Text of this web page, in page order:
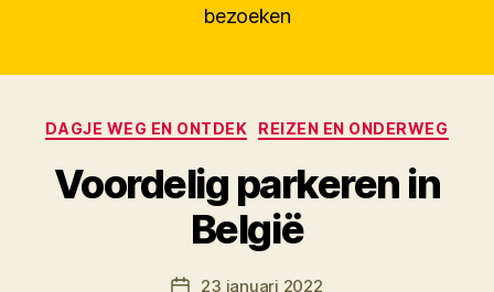
bezoeken
Categorieën
DAGJE WEG EN ONTDEK REIZEN EN ONDERWEG
Voordelig parkeren in
België
Berichtauteur
D
o
r
Berichtdatum
23 januari 2022